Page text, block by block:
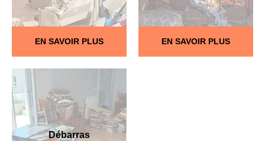
EN SAVOIR PLUS EN SAVOIR PLUS
Débarras